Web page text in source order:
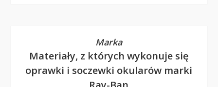
Marka
Materiały, z których wykonuje się
oprawki i soczewki okularów marki